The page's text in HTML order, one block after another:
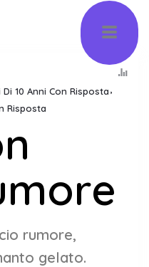
10 Anni Con Risposta
Risposta
rumore,
gelato.